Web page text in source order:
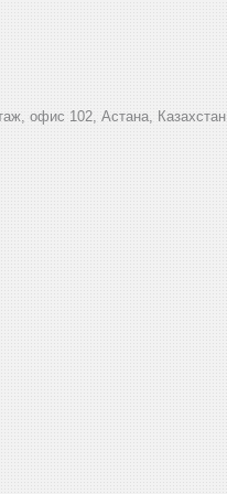
офис 102, Астана, Казахстан